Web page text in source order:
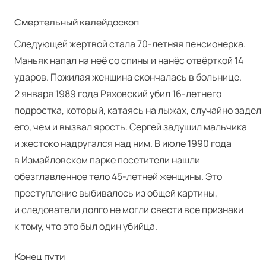
Смертельный калейдоскоп
Следующей жертвой стала 70-летняя пенсионерка.
Маньяк напал на неё со спины и нанёс отвёрткой 14
ударов. Пожилая женщина скончалась в больнице.
2 января 1989 года Ряховский убил 16-летнего
подростка, который, катаясь на лыжах, случайно задел
его, чем и вызвал ярость. Сергей задушил мальчика
и жестоко надругался над ним. В июле 1990 года
в Измайловском парке посетители нашли
обезглавленное тело 45-летней женщины. Это
преступление выбивалось из общей картины,
и следователи долго не могли свести все признаки
к тому, что это был один убийца.
Конец пути